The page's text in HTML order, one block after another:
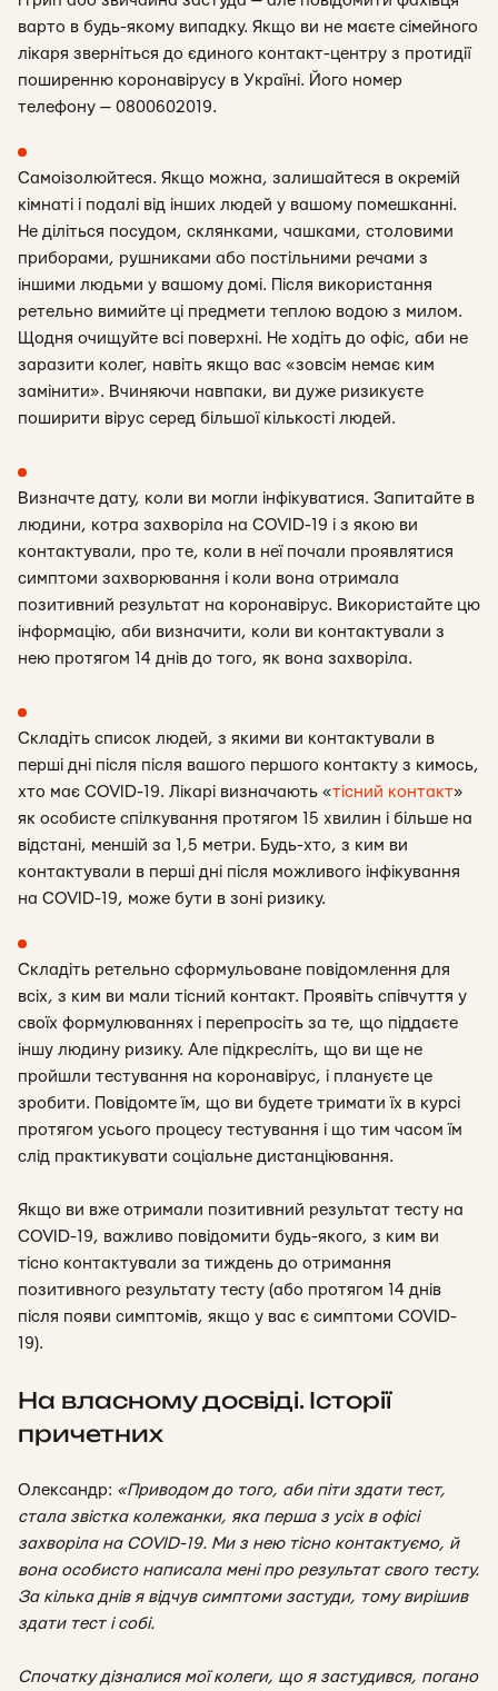
варто в будь-якому випадку. Якщо ви не маєте сімейного
лікаря зверніться до єдиного контакт-центру з протидії
поширенню коронавірусу в Україні. Його номер
телефону — 0800602019.
Самоізолюйтеся. Якщо можна, залишайтеся в окремій
кімнаті і подалі від інших людей у вашому помешканні.
Не діліться посудом, склянками, чашками, столовими
приборами, рушниками або постільними речами з
іншими людьми у вашому домі. Після використання
ретельно вимийте ці предмети теплою водою з милом.
Щодня очищуйте всі поверхні. Не ходіть до офіс, аби не
заразити колег, навіть якщо вас «зовсім немає ким
замінити». Вчиняючи навпаки, ви дуже ризикуєте
поширити вірус серед більшої кількості людей.
Визначте дату, коли ви могли інфікуватися. Запитайте в
людини, котра захворіла на COVID-19 і з якою ви
контактували, про те, коли в неї почали проявлятися
симптоми захворювання і коли вона отримала
позитивний результат на коронавірус. Використайте цю
інформацію, аби визначити, коли ви контактували з
нею протягом 14 днів до того, як вона захворіла.
Складіть список людей, з якими ви контактували в
перші дні після після вашого першого контакту з кимось,
хто має COVID-19. Лікарі визначають «тісний контакт»
як особисте спілкування протягом 15 хвилин і більше на
відстані, меншій за 1,5 метри. Будь-хто, з ким ви
контактували в перші дні після можливого інфікування
на COVID-19, може бути в зоні ризику.
Складіть ретельно сформульоване повідомлення для
всіх, з ким ви мали тісний контакт. Проявіть співчуття у
своїх формулюваннях і перепросіть за те, що піддаєте
іншу людину ризику. Але підкресліть, що ви ще не
пройшли тестування на коронавірус, і плануєте це
зробити. Повідомте їм, що ви будете тримати їх в курсі
протягом усього процесу тестування і що тим часом їм
слід практикувати соціальне дистанціювання.
Якщо ви вже отримали позитивний результат тесту на
COVID-19, важливо повідомити будь-якого, з ким ви
тісно контактували за тиждень до отримання
позитивного результату тесту (або протягом 14 днів
після появи симптомів, якщо у вас є симптоми COVID-
19).
На власному досвіді. Історії
причетних
Олександр: «Приводом до того, аби піти здати тест,
стала звістка колежанки, яка перша з усіх в офісі
захворіла на COVID-19. Ми з нею тісно контактуємо, й
вона особисто написала мені про результат свого тесту.
За кілька днів я відчув симптоми застуди, тому вирішив
здати тест і собі.
Спочатку дізналися мої колеги, що я застудився, погано